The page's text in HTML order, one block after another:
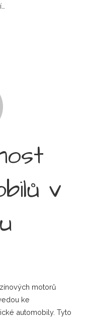
v
motorů
ke
automobily. Tyto